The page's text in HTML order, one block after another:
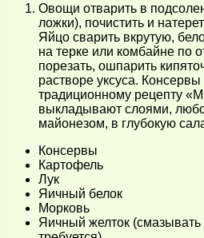
Овощи отварить в
ложки), почистить и
Яйцо сварить вкрутую,
на терке или комбайне по
порезать, ошпарить
растворе уксуса.
традиционному рецепту
выкладывают слоями,
майонезом, в глубокую
Консервы
Картофель
Лук
Яичный белок
Морковь
Яичный желток